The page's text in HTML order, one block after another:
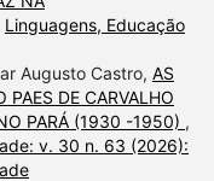
Linguagens, Educação
Augusto Castro, AS
PAES DE CARVALHO
PARÁ (1930 -1950) ,
v. 30 n. 63 (2026):